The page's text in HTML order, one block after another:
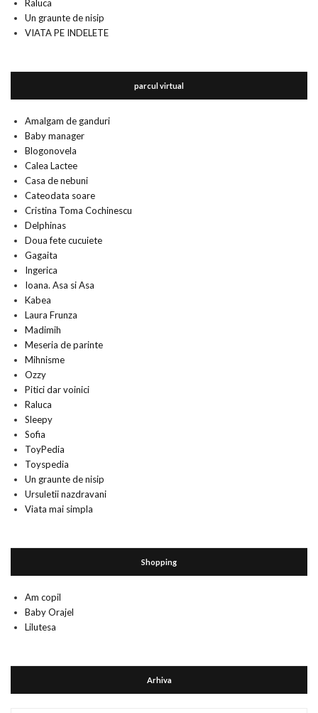
Raluca
Un graunte de nisip
VIATA PE INDELETE
parcul virtual
Amalgam de ganduri
Baby manager
Blogonovela
Calea Lactee
Casa de nebuni
Cateodata soare
Cristina Toma Cochinescu
Delphinas
Doua fete cucuiete
Gagaita
Ingerica
Ioana. Asa si Asa
Kabea
Laura Frunza
Madimih
Meseria de parinte
Mihnisme
Ozzy
Pitici dar voinici
Raluca
Sleepy
Sofia
ToyPedia
Toyspedia
Un graunte de nisip
Ursuletii nazdravani
Viata mai simpla
Shopping
Am copil
Baby Orajel
Lilutesa
Arhiva